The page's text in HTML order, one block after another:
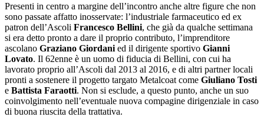
Presenti in centro a margine dell’incontro anche altre figure che non
sono passate affatto inosservate: l’industriale farmaceutico ed ex
patron dell’Ascoli Francesco Bellini, che già da qualche settimana
si era detto pronto a dare il proprio contributo, l’imprenditore
ascolano Graziano Giordani ed il dirigente sportivo Gianni
Lovato. Il 62enne è un uomo di fiducia di Bellini, con cui ha
lavorato proprio all’Ascoli dal 2013 al 2016, e di altri partner locali
pronti a sostenere il progetto targato Metalcoat come Giuliano Tosti
e Battista Faraotti. Non si esclude, a questo punto, anche un suo
coinvolgimento nell’eventuale nuova compagine dirigenziale in caso
di buona riuscita della trattativa.